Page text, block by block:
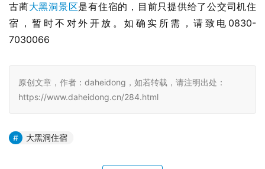
古蔺大黑洞景区是有住宿的，目前只提供给了公交司机住
宿，暂时不对外开放。如确实所需，请致电0830-
7030066
原创文章，作者：daheidong，如若转载，请注明出处：
https://www.daheidong.cn/284.html
大黑洞住宿